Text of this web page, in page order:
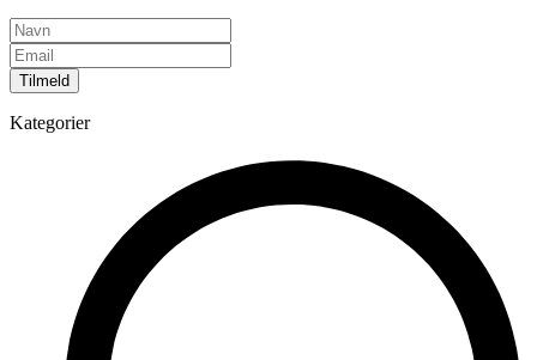
Tilmeld
Kategorier